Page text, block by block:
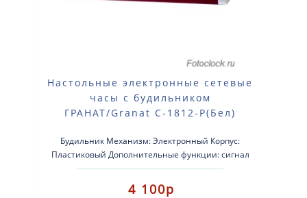
Настольные электронные сетевые
часы с будильником
ГРАНАТ/Granat С-1812-Р(Бел)
Будильник Механизм: Электронный Корпус:
Пластиковый Дополнительные функции: сигнал
beep Размер: 215×90×70 мм. ..
4 100р